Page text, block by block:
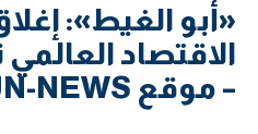
«أبو الغيط»:
الاقتصاد
– موقع UN-NEWS.